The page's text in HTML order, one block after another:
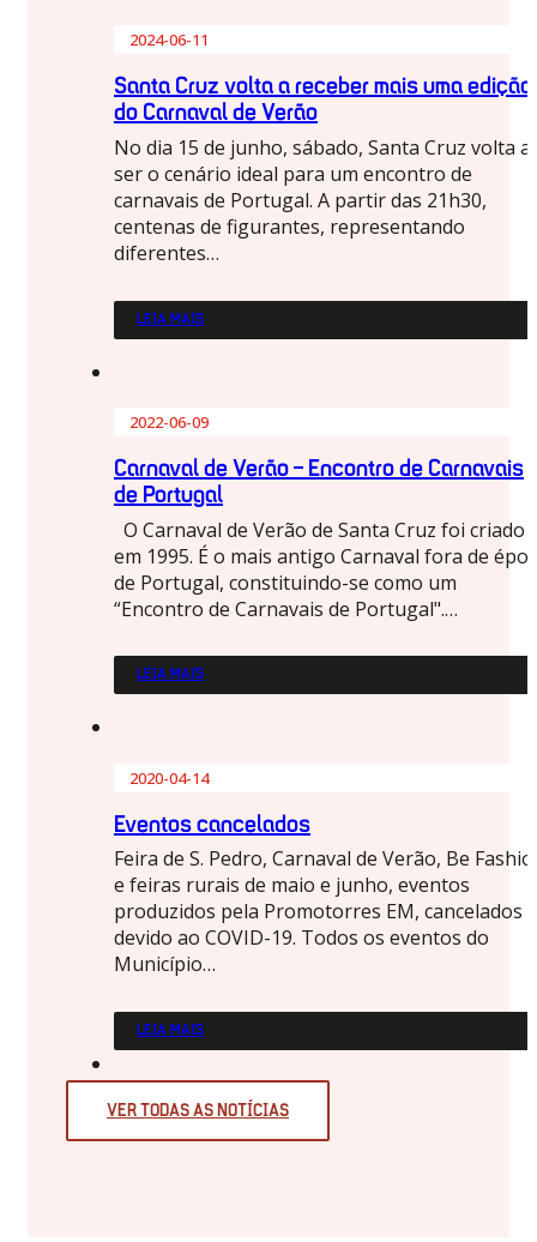
2024-06-11
Santa Cruz volta a receber mais uma edição
do Carnaval de Verão
No dia 15 de junho, sábado, Santa Cruz volta a
ser o cenário ideal para um encontro de
carnavais de Portugal. A partir das 21h30,
centenas de figurantes, representando
diferentes…
LEIA MAIS
2022-06-09
Carnaval de Verão – Encontro de Carnavais
de Portugal
O Carnaval de Verão de Santa Cruz foi criado
em 1995. É o mais antigo Carnaval fora de
de Portugal, constituindo-se como um
“Encontro de Carnavais de Portugal".…
LEIA MAIS
2020-04-14
Eventos cancelados
Feira de S. Pedro, Carnaval de Verão, Be
e feiras rurais de maio e junho, eventos
produzidos pela Promotorres EM, cancelados
devido ao COVID-19. Todos os eventos do
Município…
LEIA MAIS
VER TODAS AS NOTÍCIAS